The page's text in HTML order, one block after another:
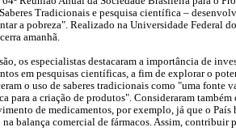
Tradicionais e pesquisa científica –
a pobreza". Realizado na Universidade Federal
amanhã.
os especialistas destacaram a importância de
em pesquisas científicas, a fim de explorar o
o uso de saberes tradicionais como "uma fonte
para a criação de produtos". Consideraram
de medicamentos, por exemplo, já que o
balança comercial de fármacos. Assim, contribuir